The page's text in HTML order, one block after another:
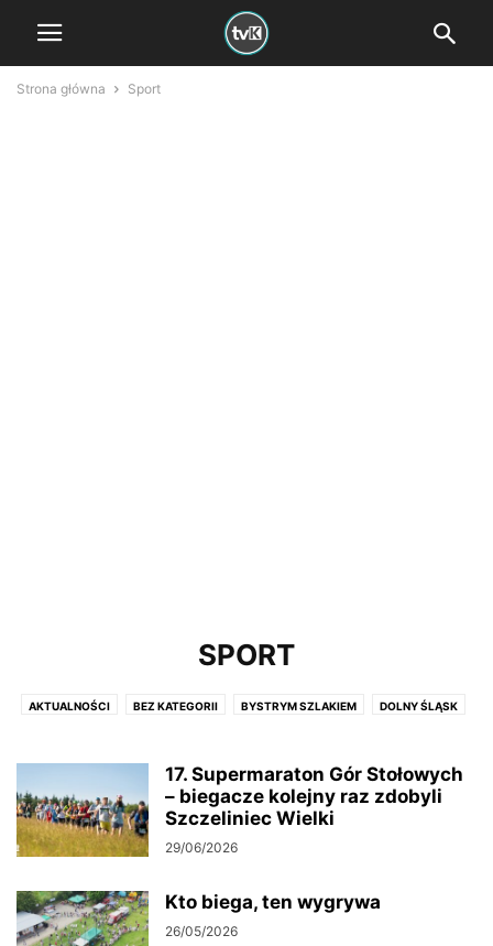
Strona główna Sport
SPORT
AKTUALNOŚCI BEZ KATEGORII BYSTRYM SZLAKIEM DOLNY ŚLĄSK
MUZYKA POLITYKA TURYSTYKA W REGIONIE
ZAPOWIEDZI WYDARZEŃ
17. Supermaraton Gór Stołowych
– biegacze kolejny raz zdobyli
Szczeliniec Wielki
29/06/2026
Kto biega, ten wygrywa
26/05/2026